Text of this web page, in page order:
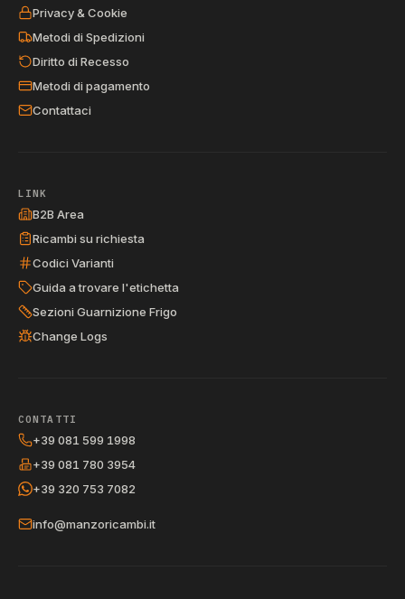
Privacy & Cookie
Metodi di Spedizioni
Diritto di Recesso
Metodi di pagamento
Contattaci
LINK
B2B Area
Ricambi su richiesta
Codici Varianti
Guida a trovare l'etichetta
Sezioni Guarnizione Frigo
Change Logs
CONTATTI
+39 081 599 1998
+39 081 780 3954
+39 320 753 7082
info@manzoricambi.it